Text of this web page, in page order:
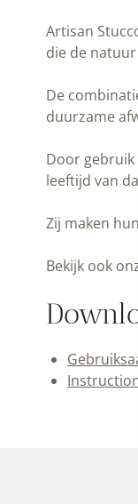
Artisan
die de
De
duurzame
Door gebruik
leeftijd van
Zij maken
Bekijk ook